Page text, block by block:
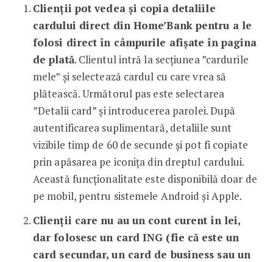
Clienții pot vedea și copia detaliile
cardului direct din Home’Bank pentru a le
folosi direct în câmpurile afișate în pagina
de plată. Clientul intră la secțiunea ”cardurile
mele” și selectează cardul cu care vrea să
plătească. Următorul pas este selectarea
”Detalii card” și introducerea parolei. După
autentificarea suplimentară, detaliile sunt
vizibile timp de 60 de secunde și pot fi copiate
prin apăsarea pe iconița din dreptul cardului.
Această funcționalitate este disponibilă doar de
pe mobil, pentru sistemele Android și Apple.
Clienții care nu au un cont curent în lei,
dar folosesc un card ING (fie că este un
card secundar, un card de business sau un